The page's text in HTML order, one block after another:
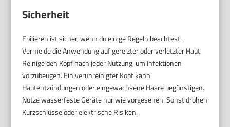
Sicherheit
Epilieren ist sicher, wenn du einige Regeln beachtest.
Vermeide die Anwendung auf gereizter oder verletzter Haut.
Reinige den Kopf nach jeder Nutzung, um Infektionen
vorzubeugen. Ein verunreinigter Kopf kann
Hautentzündungen oder eingewachsene Haare begünstigen.
Nutze wasserfeste Geräte nur wie vorgesehen. Sonst drohen
Kurzschlüsse oder elektrische Risiken.